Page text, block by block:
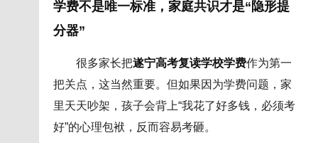
学费不是唯一标准，家庭共识才是“隐形提
分器”
很多家长把遂宁高考复读学校学费作为第一
把关点，这当然重要。但如果因为学费问题，家
里天天吵架，孩子会背上“我花了好多钱，必须考
好”的心理包袱，反而容易考砸。